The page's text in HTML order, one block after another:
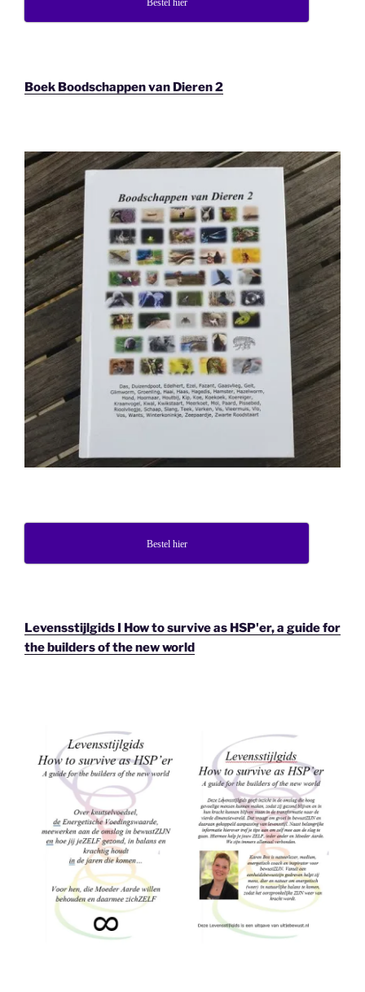
Bestel hier
Boek Boodschappen van Dieren 2
Bestel hier
Levensstijlgids I How to survive as HSP'er, a guide for
the builders of the new world